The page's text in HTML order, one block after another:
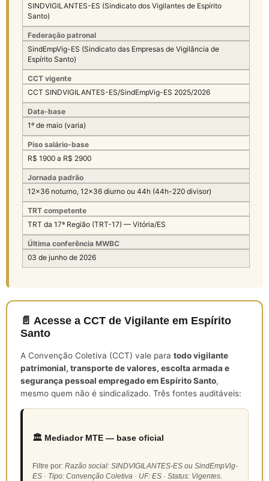
SINDVIGILANTES-ES (Sindicato dos Vigilantes de Espírito
Santo)
Federação patronal
SindEmpVig-ES (Sindicato das Empresas de Vigilância de
Espírito Santo)
CCT vigente
CCT SINDVIGILANTES-ES/SindEmpVig-ES 2025/2026
Data-base
1º de maio (varia)
Piso salário-base
R$ 1900 a R$ 2900
Jornada padrão
12×36 noturno, 12×36 diurno ou 44h (44h-220 divisor)
TRT competente
TRT da 17ª Região (TRT-17) — Vitória/ES
Última conferência MWBC
03 de junho de 2026
📄 Acesse a CCT de Vigilante em Espírito
Santo
A Convenção Coletiva (CCT) vale para todo vigilante
patrimonial, transporte de valores, escolta armada e
segurança pessoal empregado em Espírito Santo,
mesmo quem não é sindicalizado. Três fontes auditáveis:
🏛️ Mediador MTE — base oficial
Filtre por: Razão social: SINDVIGILANTES-ES ou SindEmpVig-
ES · Tipo: Convenção Coletiva · UF: ES · Status: Vigentes.